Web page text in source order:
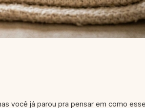
você já parou pra pensar em como